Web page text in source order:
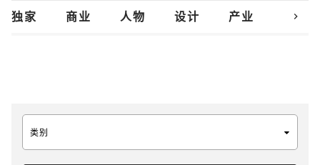
独家 商业 人物 设计 产业 创新
chevron_right
类别